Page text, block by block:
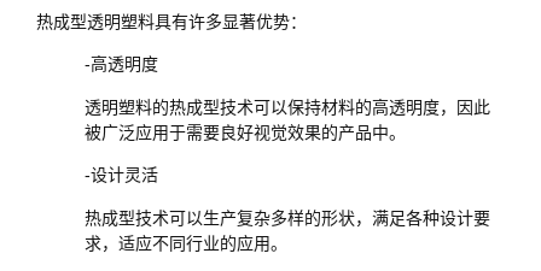
热成型透明塑料具有许多显著优势：
-高透明度
透明塑料的热成型技术可以保持材料的高透明度，因此
被广泛应用于需要良好视觉效果的产品中。
-设计灵活
热成型技术可以生产复杂多样的形状，满足各种设计要
求，适应不同行业的应用。